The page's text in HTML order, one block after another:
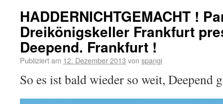
HADDERNICHTGEMACHT !
Dreikönigskeller Frankfurt
Deepend. Frankfurt !
Publiziert am 12. Dezember 2013 von spangi
So es ist bald wieder so weit, Deepend